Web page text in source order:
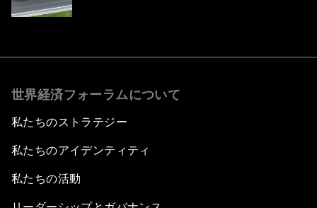
世界経済フォーラムについて
私たちのストラテジー
私たちのアイデンティティ
私たちの活動